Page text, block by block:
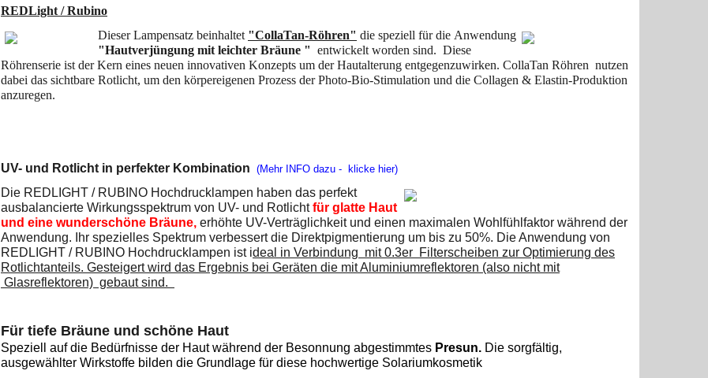
REDLight / Rubino
Dieser Lampensatz beinhaltet "CollaTan-Röhren" die speziell für die Anwendung
"Hautverjüngung mit leichter Bräune " entwickelt worden sind. Diese
Röhrenserie ist der Kern eines neuen innovativen Konzepts um der Hautalterung entgegenzuwirken. CollaTan Röhren nutzen
dabei das sichtbare Rotlicht, um den körpereigenen Prozess der Photo-Bio-Stimulation und die Collagen & Elastin-Produktion
anzuregen.
UV- und Rotlicht in perfekter Kombination (Mehr INFO dazu - klicke hier)
Die REDLIGHT / RUBINO Hochdrucklampen haben das perfekt
ausbalancierte Wirkungsspektrum von UV- und Rotlichtfür glatte Haut
und eine wunderschöne Bräune, erhöhte UV-Verträglichkeit und einen maximalen Wohlfühlfaktor während der
Anwendung. Ihr spezielles Spektrum verbessert die Direktpigmentierung um bis zu 50%. Die Anwendung von
REDLIGHT / RUBINO Hochdrucklampen ist ideal in Verbindung mit 0.3er Filterscheiben zur Optimierung des
Rotlichtanteils. Gesteigert wird das Ergebnis bei Geräten die mit Aluminiumreflektoren (also nicht mit
Glasreflektoren) gebaut sind.
Für tiefe Bräune und schöne Haut
Speziell auf die Bedürfnisse der Haut während der Besonnung abgestimmtes Presun. Die sorgfältig,
ausgewählter Wirkstoffe bilden die Grundlage für diese hochwertige Solariumkosmetik